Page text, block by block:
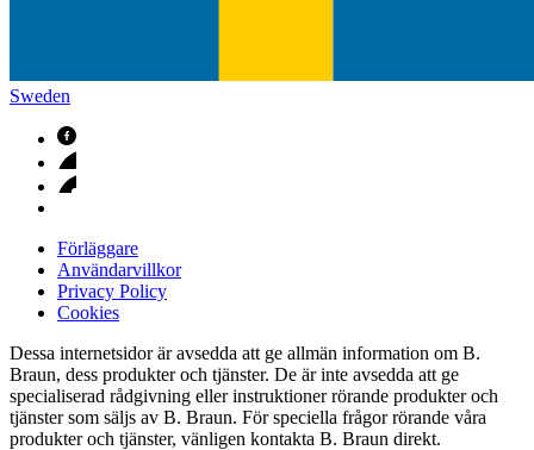
Sweden
Förläggare
Användarvillkor
Privacy Policy
Cookies
Dessa internetsidor är avsedda att ge allmän information om B.
Braun, dess produkter och tjänster. De är inte avsedda att ge
specialiserad rådgivning eller instruktioner rörande produkter och
tjänster som säljs av B. Braun. För speciella frågor rörande våra
produkter och tjänster, vänligen kontakta B. Braun direkt.